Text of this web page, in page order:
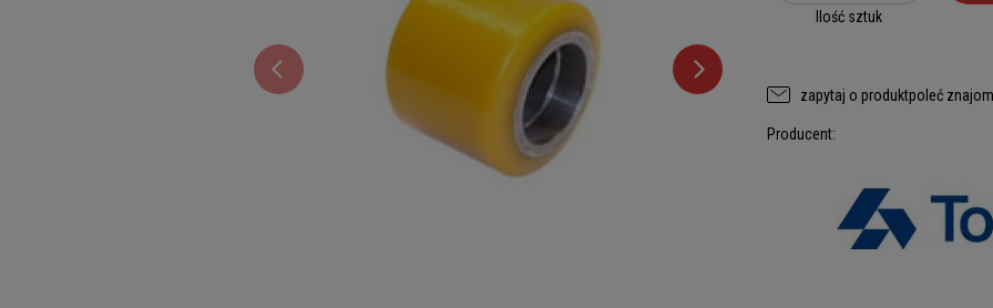
Ilość sztuk
zapytaj o produktpoleć
Producent: